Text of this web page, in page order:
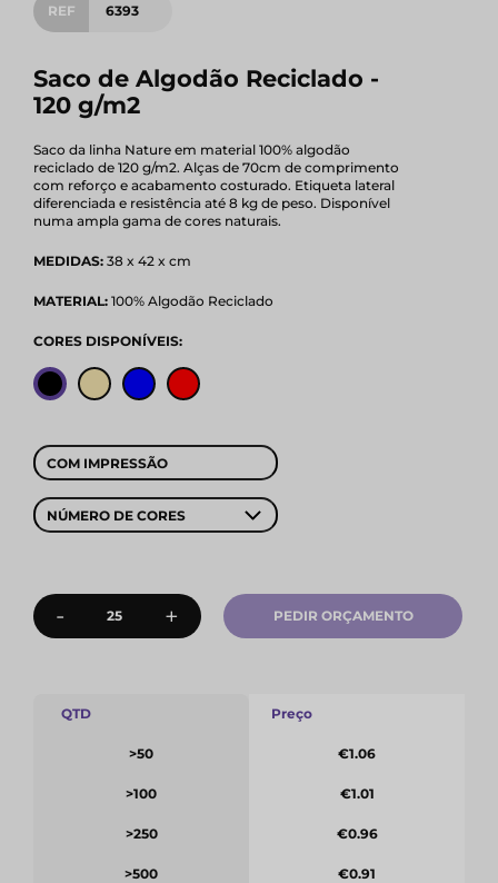
REF 6393
Saco de Algodão Reciclado -
120 g/m2
Saco da linha Nature em material 100% algodão
reciclado de 120 g/m2. Alças de 70cm de comprimento
com reforço e acabamento costurado. Etiqueta lateral
diferenciada e resistência até 8 kg de peso. Disponível
numa ampla gama de cores naturais.
MEDIDAS: 38 x 42 x cm
MATERIAL: 100% Algodão Reciclado
CORES DISPONÍVEIS:
COM IMPRESSÃO
NÚMERO DE CORES
- + PEDIR ORÇAMENTO
QTD
>50
>100
>250
>500
Preço
€1.06
€1.01
€0.96
€0.91